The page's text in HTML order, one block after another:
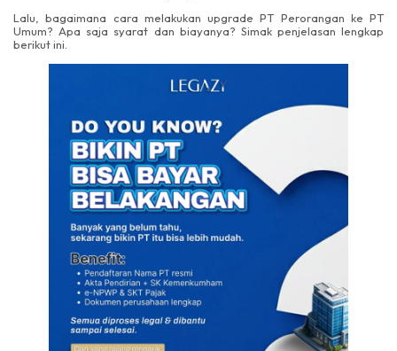
Lalu, bagaimana cara melakukan upgrade PT Perorangan ke PT
Umum? Apa saja syarat dan biayanya? Simak penjelasan lengkap
berikut ini.